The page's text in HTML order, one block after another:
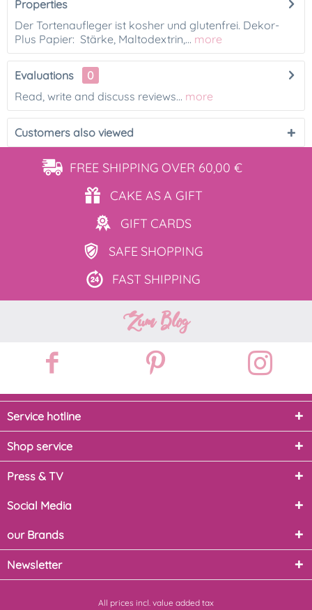
Properties
Der Tortenaufleger ist kosher und glutenfrei. Dekor-
Plus Papier: Stärke, Maltodextrin,... more
Evaluations
0
Read, write and discuss reviews... more
Customers also viewed
FREE SHIPPING OVER 60,00 €
CAKE ASA GIFT
GIFT CARDS
SAFE SHOPPING
FAST SHIPPING
Zum Blog
Service hotline
Shop service
Press & TV
Social Media
our Brands
Newsletter
All prices incl. value added tax